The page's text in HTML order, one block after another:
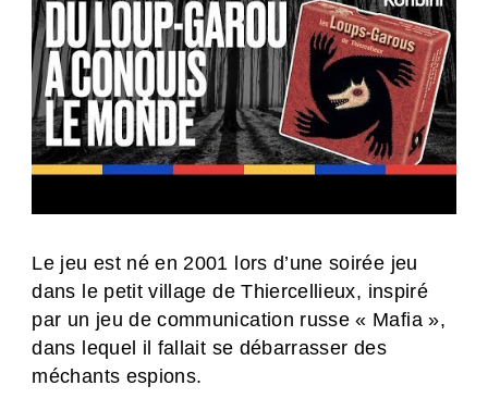
Le jeu est né en 2001 lors d’une soirée jeu
dans le petit village de Thiercellieux, inspiré
par un jeu de communication russe « Mafia »,
dans lequel il fallait se débarrasser des
méchants espions.